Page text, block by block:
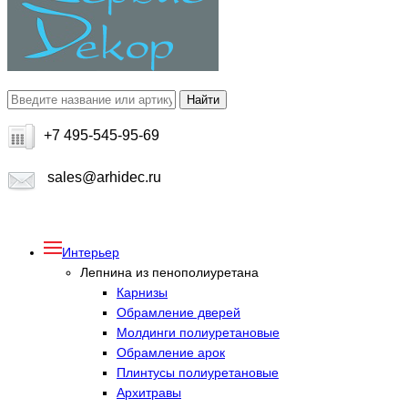
+7 495-545-95-69
sales@arhidec.ru
Интерьер
Лепнина из пенополиуретана
Карнизы
Обрамление дверей
Молдинги полиуретановые
Обрамление арок
Плинтусы полиуретановые
Архитравы